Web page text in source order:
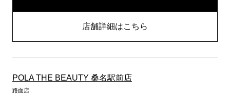
店舗詳細はこちら
POLA THE BEAUTY 桑名駅前店
路面店